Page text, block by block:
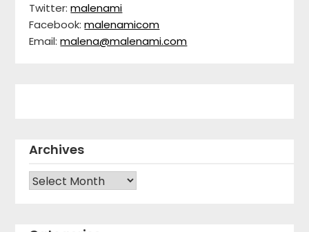
Twitter:malenami
Facebook:malenamicom
Email:malena@malenami.com
Archives
Archives